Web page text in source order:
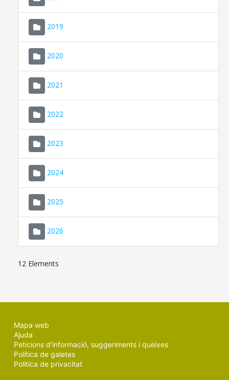
2019
2020
2021
2022
2023
2024
2025
2026
12 Elements
Mapa web
Ajuda
Peticions d'informació, suggeriments i queixes
Política de galetes
Política de privacitat